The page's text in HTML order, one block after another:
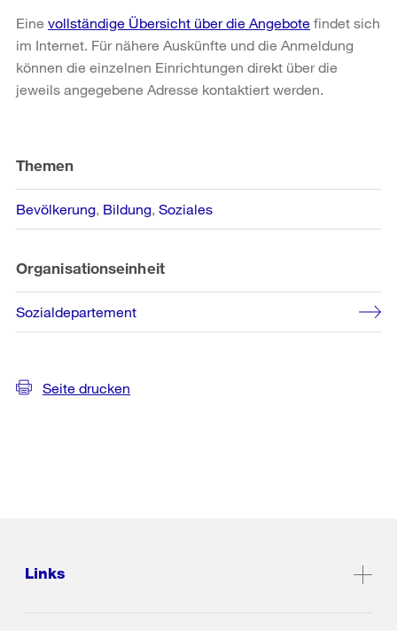
Eine vollständige Übersicht über die Angebote findet sich
im Internet. Für nähere Auskünfte und die Anmeldung
können die einzelnen Einrichtungen direkt über die
jeweils angegebene Adresse kontaktiert werden.
Informationen
Themen
Bevölkerung Bildung Soziales
Organisationseinheit
Sozialdepartement
Seite drucken
Links